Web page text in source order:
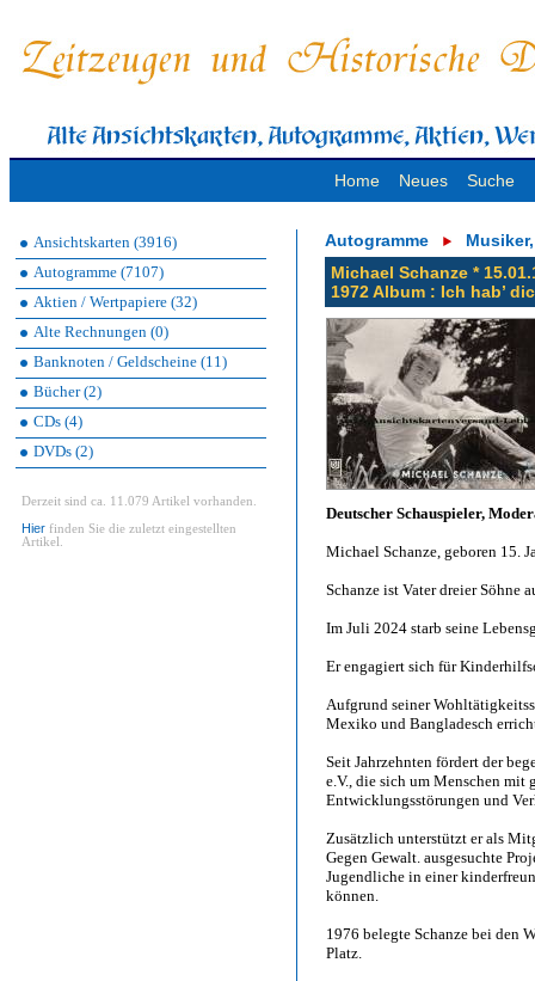
Home Neues Suche
Ansichtskarten (3916)
Autogramme (7107)
Aktien / Wertpapiere (32)
Alte Rechnungen (0)
Banknoten / Geldscheine (11)
Bücher (2)
CDs (4)
DVDs (2)
Derzeit sind ca. 11.079 Artikel vorhanden.
Hier finden Sie die zuletzt eingestellten
Artikel.
Autogramme
Michael Schanze *
1972 Album : Ich hab’
Deutscher Schauspieler,
Michael Schanze, geboren 15.
Schanze ist Vater dreier Söhne
Im Juli 2024 starb seine
Er engagiert sich für
Aufgrund seiner
Mexiko und Bangladesch
Seit Jahrzehnten fördert der
e.V., die sich um Menschen
Entwicklungsstörungen und
Zusätzlich unterstützt er als
Gegen Gewalt. ausgesuchte
Jugendliche in einer
können.
1976 belegte Schanze bei den
Platz.